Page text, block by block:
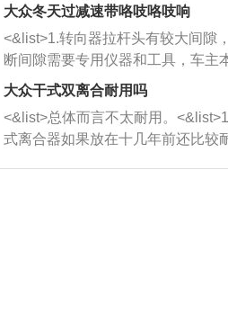
洗剂对堵塞的情况得到解决，将清
放在燃油箱中，与燃油混合后，车
动时，就可以和汽油一起进入到燃
室，最后形成废气排出，就可以让
催化器得到清洗，排气管堵塞的情
能够得到解决。
习，这样就可以形成肌肉记忆，在
驾驶车辆时，不需要记忆也能打好
向。
逐渐减弱，导致渗油或漏油。
活塞间隙过大：积碳会使活塞环与
的间隙扩大，导致机油流入燃烧室
造成烧机油。<&list>3、机油粘度。
机油粘度过小的话，同样会有烧机
象，机油粘度过小具有很好的流动
大众冬天过减速带咯吱咯吱响
<&list>1.转向器拉杆头有较大间隙
断间隙需要专用仪器和工具，车主
无法制作，需要将车辆送到修理厂
店；<&list>2.车辆半轴套管防尘罩破
裂，破裂后会出现漏油现象，使半
损严重，磨损的半轴容易损坏，产
响；<&list>3.稳定器的转向胶套和
大众干式双离合耐用吗
<&list>总体而言不太耐用。
式离合器如果放在十几年前还比较